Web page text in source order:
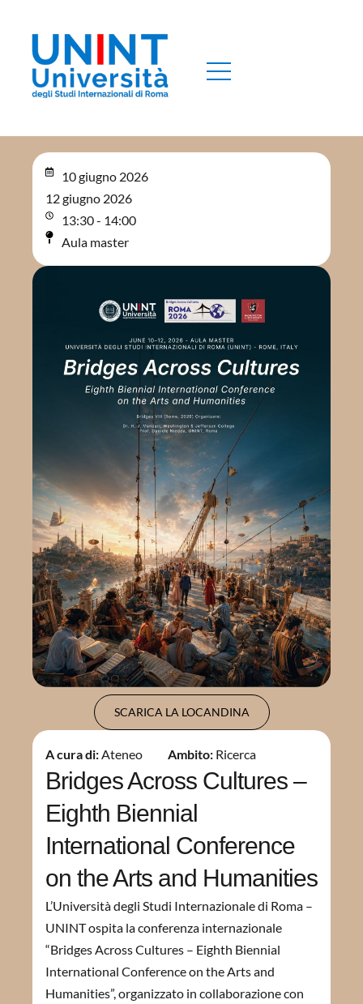
10 giugno 2026
12 giugno 2026
13:30 - 14:00
Aula master
SCARICA LA LOCANDINA
A cura di:Ateneo Ambito: Ricerca
Bridges Across Cultures –
Eighth Biennial
International Conference
on the Arts and Humanities
L’Università degli Studi Internazionale di Roma –
UNINT ospita la conferenza internazionale
“Bridges Across Cultures – Eighth Biennial
International Conference on the Arts and
Humanities”, organizzato in collaborazione con